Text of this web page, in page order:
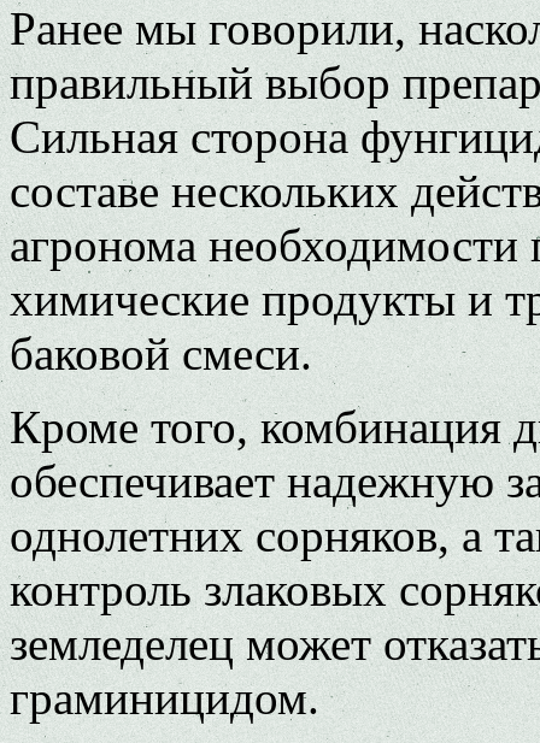
Ранее мы говорили,
правильный выбор
Сильная сторона
составе нескольких
агронома
химические продукты и
баковой смеси.
Кроме того, комбинация
обеспечивает надежную
однолетних сорняков, а
контроль злаковых
земледелец может
граминицидом.